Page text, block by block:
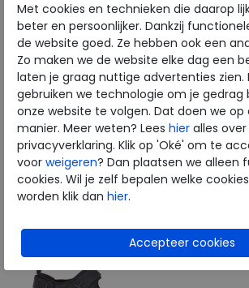
ECCO
Irving potting soil
€ 119,99
€ 95,99
Beschikbare maten
45 46
ECCO
Offroad
€ 119,99
€
46
Met cookies en technieken die daarop
beter en persoonlijker. Dankzij
de website goed. Ze hebben ook een
Zo maken we de website elke dag een
laten je graag nuttige advertenties zien.
gebruiken we technologie om je gedrag
onze website te volgen. Dat doen we
manier. Meer weten? Lees hier alles
privacyverklaring. Klik op 'Oké' om te
voor weigeren? Dan plaatsen we alleen
cookies. Wil je zelf bepalen welke
worden klik dan hier.